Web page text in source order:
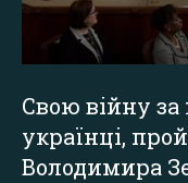
Свою війну за
українці,
Володимира